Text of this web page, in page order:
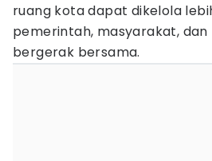
ruang kota dapat dikelola
pemerintah, masyarakat, dan
bergerak bersama.